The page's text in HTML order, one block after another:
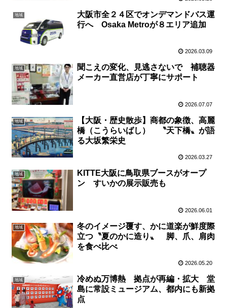
地域
大阪市全２４区でオンデマンドバス運
行へ Osaka Metroが８エリア追加
2026.03.09
地域
聞こえの変化、見逃さないで 補聴器
メーカー直営店が丁寧にサポート
2026.07.07
地域
【大阪・歴史散歩】商都の象徴、高麗
橋（こうらいばし） 〝天下橋〟が語
る大坂繁栄史
2026.03.27
地域
KITTE大阪に鳥取県ブースがオープ
ン すいかの展示販売も
2026.06.01
地域
冬のイメージ覆す、かに道楽が鮮度際
立つ〝夏のかに造り〟 脚、爪、肩肉
を食べ比べ
2026.05.20
地域
冷めぬ万博熱 拠点が再編・拡大 堂
島に常設ミュージアム、都内にも新拠
点